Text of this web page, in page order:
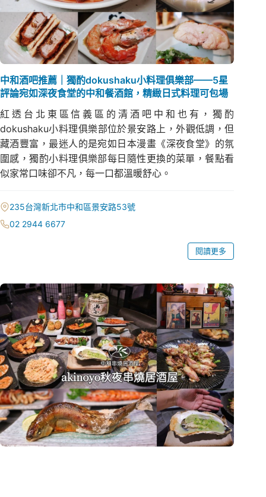
中和酒吧推薦｜獨酌dokushaku小料理俱樂部——5星
評論宛如深夜食堂的中和餐酒館，精緻日式料理可包場
紅透台北東區信義區的清酒吧中和也有，獨酌
dokushaku小料理俱樂部位於景安路上，外觀低調，但
藏酒豐富，最迷人的是宛如日本漫畫《深夜食堂》的氛
圍感，獨酌小料理俱樂部每日隨性更換的菜單，餐點看
似家常口味卻不凡，每一口都溫暖舒心。
235台灣新北市中和區景安路53號
02 2944 6677
閱讀更多